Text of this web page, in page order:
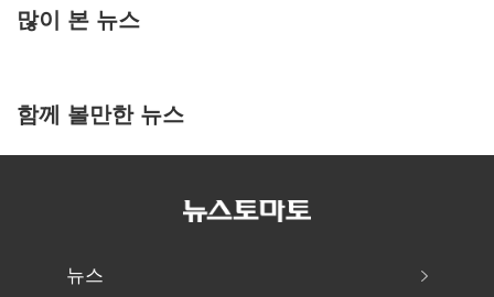
많이 본 뉴스
함께 볼만한 뉴스
뉴스